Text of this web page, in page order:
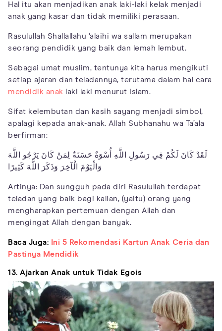
Hal itu akan menjadikan anak laki-laki kelak menjadi
anak yang kasar dan tidak memiliki perasaan.
Rasulullah Shallallahu ‘alaihi wa sallam merupakan
seorang pendidik yang baik dan lemah lembut.
Sebagai umat muslim, tentunya kita harus mengikuti
setiap ajaran dan teladannya, terutama dalam hal cara
mendidik anak laki laki menurut Islam.
Sifat kelembutan dan kasih sayang menjadi simbol,
apalagi kepada anak-anak. Allah Subhanahu wa Ta’ala
berfirman:
لَقَدْ كَانَ لَكُمْ فِي رَسُولِ اللَّهِ أُسْوَةٌ حَسَنَةٌ لِمَنْ كَانَ يَرْجُو اللَّهَ
وَالْيَوْمَ الْآخِرَ وَذَكَرَ اللَّهَ كَثِيرًا
Artinya: Dan sungguh pada diri Rasulullah terdapat
teladan yang baik bagi kalian, (yaitu) orang yang
mengharapkan pertemuan dengan Allah dan
mengingat Allah dengan banyak.
Baca Juga:
Ini 5 Rekomendasi Kartun Anak Ceria dan
Pastinya Mendidik
13. Ajarkan Anak untuk Tidak Egois